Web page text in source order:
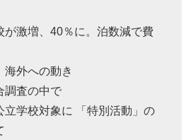
が激増、40％に。泊数減で費
海外への動き
調査の中で
立学校対象に 「特別活動」の